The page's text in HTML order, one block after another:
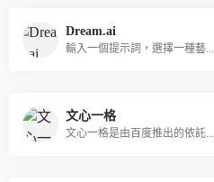
Dream.ai
輸入一個提示詞，選擇一種藝...
文心一格
文心一格是由百度推出的依託...